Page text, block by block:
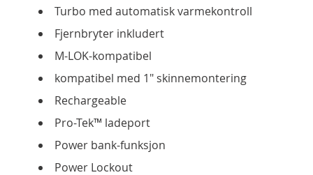
Turbo med automatisk varmekontroll
Fjernbryter inkludert
M-LOK-kompatibel
kompatibel med 1" skinnemontering
Rechargeable
Pro-Tek™ ladeport
Power bank-funksjon
Power Lockout